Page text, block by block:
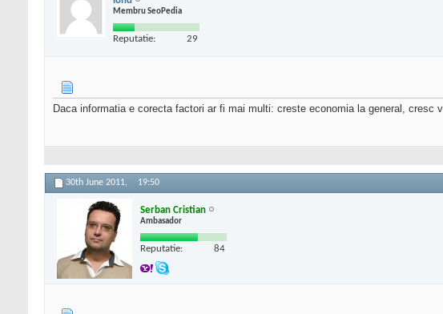
Membru SeoPedia
Reputatie: 29
Daca informatia e corecta factori ar fi mai multi: creste economia la general,
30th June 2011, 19:50
Serban Cristian
Ambasador
Reputatie: 84